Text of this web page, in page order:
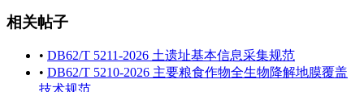
相关帖子
• DB62/T 5211-2026 土遗址基本信息采集规范
• DB62/T 5210-2026 主要粮食作物全生物降解地膜覆盖